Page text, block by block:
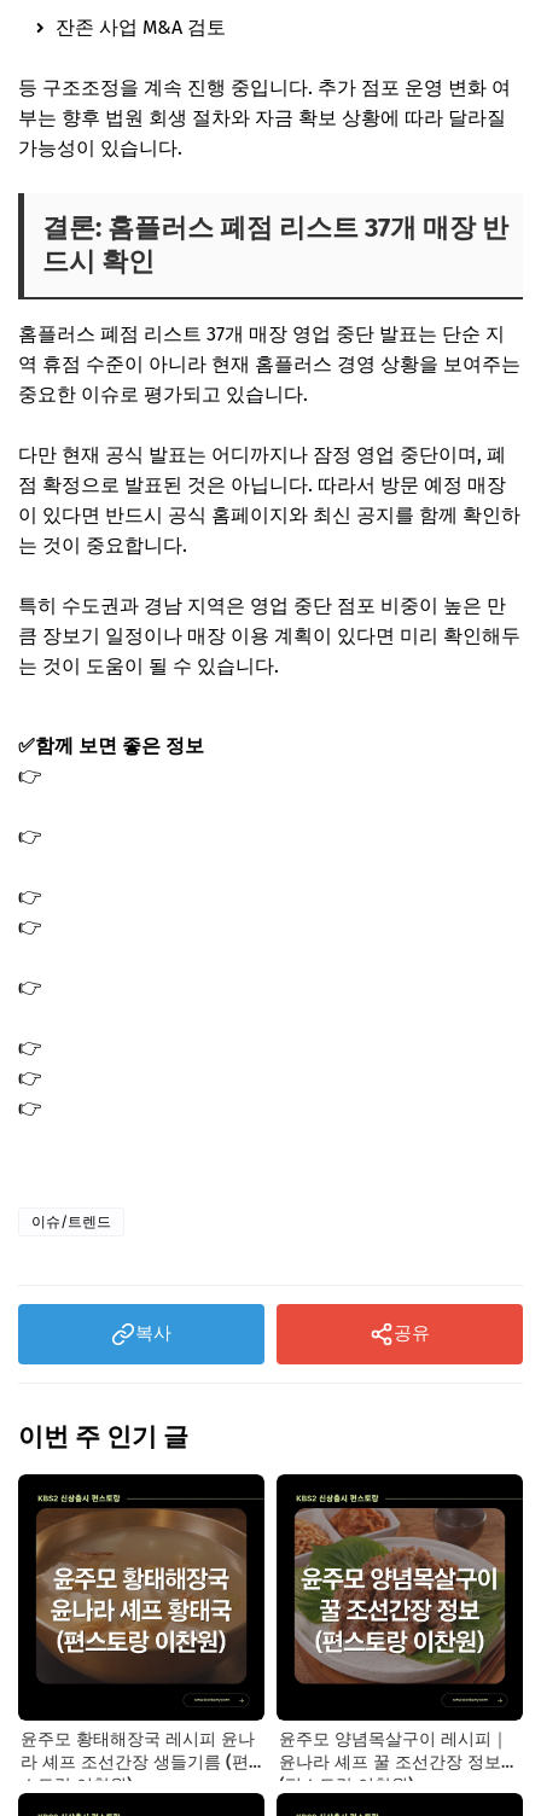
잔존 사업 M&A 검토
등 구조조정을 계속 진행 중입니다. 추가 점포 운영 변화 여
부는 향후 법원 회생 절차와 자금 확보 상황에 따라 달라질
가능성이 있습니다.
결론: 홈플러스 폐점 리스트 37개 매장 반
드시 확인
홈플러스 폐점 리스트 37개 매장 영업 중단 발표는 단순 지
역 휴점 수준이 아니라 현재 홈플러스 경영 상황을 보여주는
중요한 이슈로 평가되고 있습니다.
다만 현재 공식 발표는 어디까지나 잠정 영업 중단이며, 폐
점 확정으로 발표된 것은 아닙니다. 따라서 방문 예정 매장
이 있다면 반드시 공식 홈페이지와 최신 공지를 함께 확인하
는 것이 중요합니다.
특히 수도권과 경남 지역은 영업 중단 점포 비중이 높은 만
큼 장보기 일정이나 매장 이용 계획이 있다면 미리 확인해두
는 것이 도움이 될 수 있습니다.
✅함께 보면 좋은 정보
👉
👉
👉
👉
👉
👉
👉
👉
이슈/트렌드
복사 공유
이번 주 인기 글
윤주모 황태해장국 레시피 윤나
라 셰프 조선간장 생들기름 (편
스토랑 이찬원)
윤주모 양념목살구이 레시피｜
윤나라 셰프 꿀 조선간장 정보
(편스토랑 이찬원)